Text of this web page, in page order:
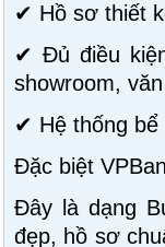
✔ Hồ sơ thiết
✔ Đủ điều
showroom,
✔ Hệ thống bể
Đặc biệt
Đây là dạng
đẹp, hồ sơ